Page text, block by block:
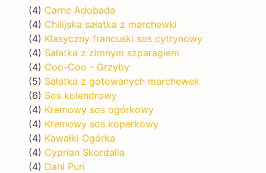
(4) Carne Adobada
(4) Chilijska sałatka z marchewki
(4) Klasyczny francuski sos cytrynowy
(4) Sałatka z zimnym szparagiem
(4) Coo-Coo - Grzyby
(5) Sałatka z gotowanych marchewek
(6) Sos kolendrowy
(4) Kremowy sos ogórkowy
(4) Kremowy sos koperkowy
(4) Kawałki Ogórka
(4) Cyprian Skordalia
(4) Dahl Puri